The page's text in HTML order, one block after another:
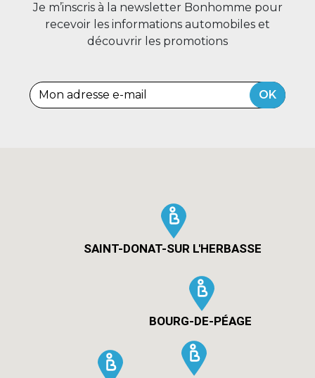
Je m’inscris à la newsletter Bonhomme pour
recevoir les informations automobiles et
découvrir les promotions
OK
SAINT-DONAT-SUR L'HERBASSE
BOURG-DE-PÉAGE